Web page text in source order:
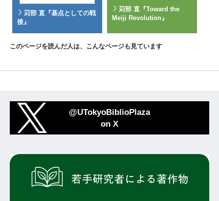
苅部 直『基点としての戦
後』
苅部 直『Toward the
Meiji Revolution』
このページを読んだ人は、こんなページも見ています
@UTokyoBiblioPlaza
on X